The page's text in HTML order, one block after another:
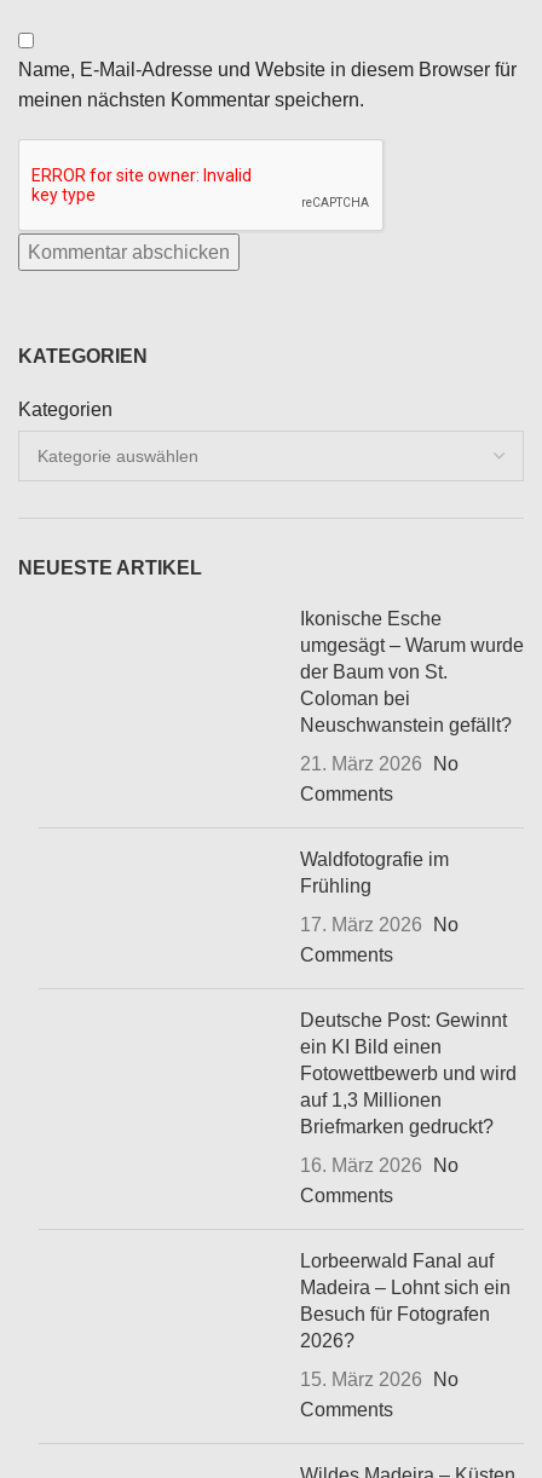
Name, E-Mail-Adresse und Website in diesem Browser für
meinen nächsten Kommentar speichern.
KATEGORIEN
Kategorien
NEUESTE ARTIKEL
Ikonische Esche
umgesägt – Warum wurde
der Baum von St.
Coloman bei
Neuschwanstein gefällt?
21. März 2026
No
Comments
Waldfotografie im
Frühling
17. März 2026
No
Comments
Deutsche Post: Gewinnt
ein KI Bild einen
Fotowettbewerb und wird
auf 1,3 Millionen
Briefmarken gedruckt?
16. März 2026
No
Comments
Lorbeerwald Fanal auf
Madeira – Lohnt sich ein
Besuch für Fotografen
2026?
15. März 2026
No
Comments